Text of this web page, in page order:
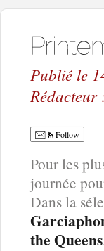
Publié le
Rédacteur
Follow
Pour les
journée
Dans la
the Queens